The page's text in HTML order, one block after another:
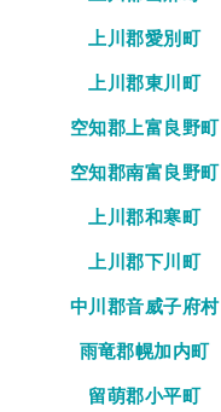
上川郡愛別町
上川郡東川町
空知郡上富良野町
空知郡南富良野町
上川郡和寒町
上川郡下川町
中川郡音威子府村
雨竜郡幌加内町
留萌郡小平町